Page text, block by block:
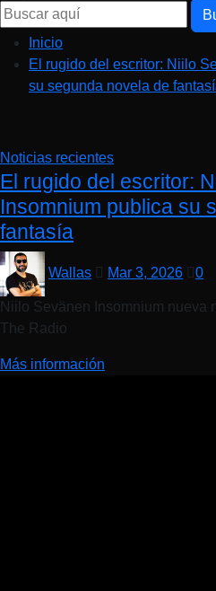
Inicio
El rugido del escritor: Niilo
su segunda novela de
Noticias recientes
El rugido del escritor:
Insomnium publica su
fantasía
Wallas Mar 3, 2026 0
Niilo Sevänen Insomnium nueva
The Radio
Más información